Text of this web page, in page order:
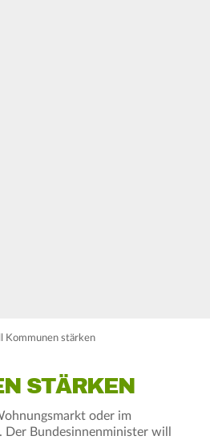
Kommunen stärken
STÄRKEN
oder im
Bundesinnenminister will